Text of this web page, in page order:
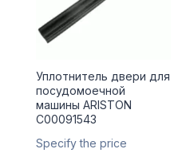
Уплотнитель двери для
посудомоечной
машины ARISTON
C00091543
Specify the price